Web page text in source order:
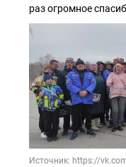
раз огромное
Источник: https://